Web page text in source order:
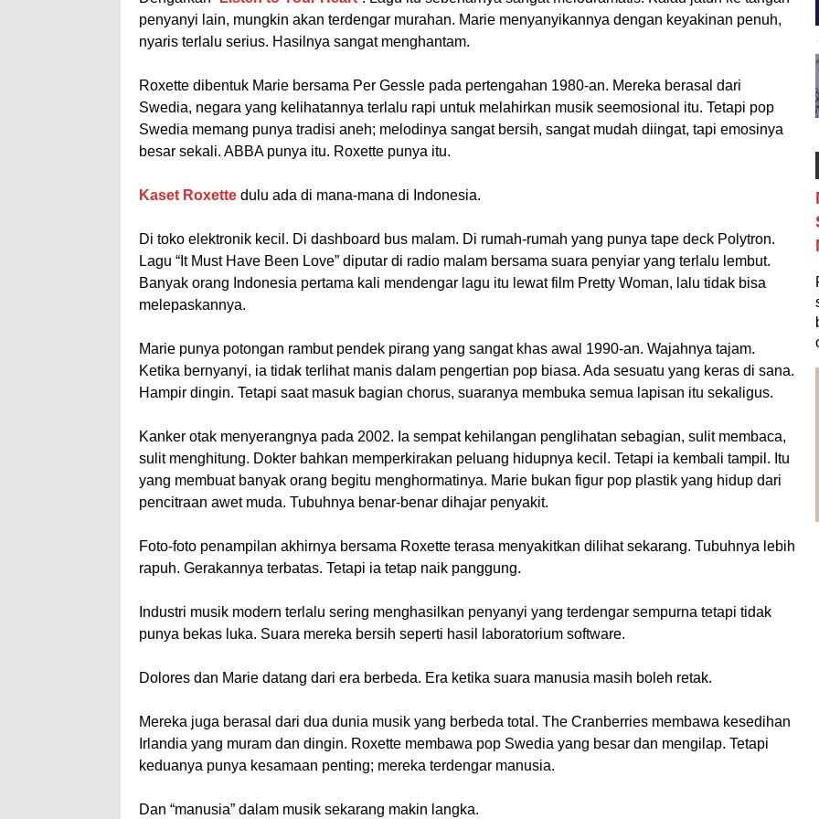
penyanyi lain, mungkin akan terdengar murahan. Marie menyanyikannya dengan keyakinan penuh,
nyaris terlalu serius. Hasilnya sangat menghantam.
Roxette dibentuk Marie bersama Per Gessle pada pertengahan 1980-an. Mereka berasal dari
Swedia, negara yang kelihatannya terlalu rapi untuk melahirkan musik seemosional itu. Tetapi pop
Swedia memang punya tradisi aneh; melodinya sangat bersih, sangat mudah diingat, tapi emosinya
besar sekali. ABBA punya itu. Roxette punya itu.
Kaset Roxette dulu ada di mana-mana di Indonesia.
Di toko elektronik kecil. Di dashboard bus malam. Di rumah-rumah yang punya tape deck Polytron.
Lagu “It Must Have Been Love” diputar di radio malam bersama suara penyiar yang terlalu lembut.
Banyak orang Indonesia pertama kali mendengar lagu itu lewat film Pretty Woman, lalu tidak bisa
melepaskannya.
Marie punya potongan rambut pendek pirang yang sangat khas awal 1990-an. Wajahnya tajam.
Ketika bernyanyi, ia tidak terlihat manis dalam pengertian pop biasa. Ada sesuatu yang keras di sana.
Hampir dingin. Tetapi saat masuk bagian chorus, suaranya membuka semua lapisan itu sekaligus.
Kanker otak menyerangnya pada 2002. Ia sempat kehilangan penglihatan sebagian, sulit membaca,
sulit menghitung. Dokter bahkan memperkirakan peluang hidupnya kecil. Tetapi ia kembali tampil. Itu
yang membuat banyak orang begitu menghormatinya. Marie bukan figur pop plastik yang hidup dari
pencitraan awet muda. Tubuhnya benar-benar dihajar penyakit.
Foto-foto penampilan akhirnya bersama Roxette terasa menyakitkan dilihat sekarang. Tubuhnya lebih
rapuh. Gerakannya terbatas. Tetapi ia tetap naik panggung.
Industri musik modern terlalu sering menghasilkan penyanyi yang terdengar sempurna tetapi tidak
punya bekas luka. Suara mereka bersih seperti hasil laboratorium software.
Dolores dan Marie datang dari era berbeda. Era ketika suara manusia masih boleh retak.
Mereka juga berasal dari dua dunia musik yang berbeda total. The Cranberries membawa kesedihan
Irlandia yang muram dan dingin. Roxette membawa pop Swedia yang besar dan mengilap. Tetapi
keduanya punya kesamaan penting; mereka terdengar manusia.
Dan “manusia” dalam musik sekarang makin langka.